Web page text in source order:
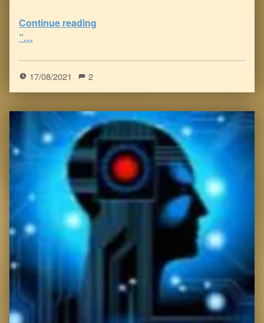
Continue reading
”…
17/08/2021 2